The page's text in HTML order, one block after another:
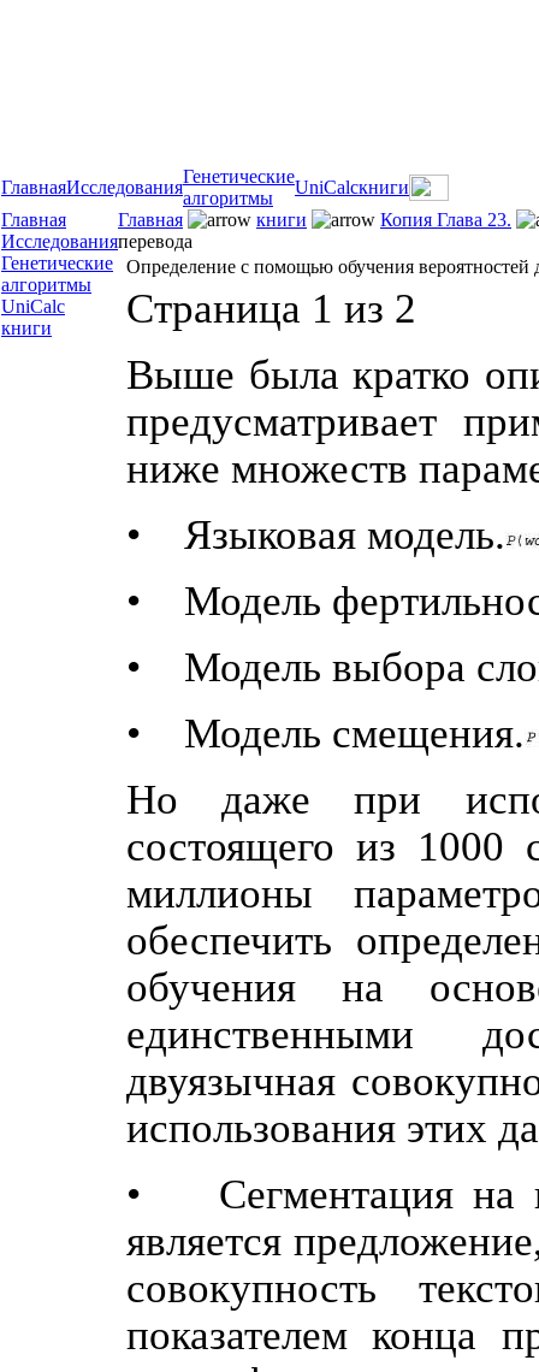
ГлавнаяИсследования
Генетические
алгоритмы
UniCalcкниги
Главная
Исследования
Генетические
алгоритмы
UniCalc
книги
Главная книги
Копия Глава 23.
перевода
Определение с помощью обучения вероятностей
Страница 1 из 2
Выше была кратко
предусматривает
ниже множеств
• Языковая модель.
• Модель
• Модель выбора
• Модель смещения.
Но даже при
состоящего из 1000
миллионы
обеспечить
обучения на
единственными
двуязычная
использования этих
• Сегментация на
является
совокупность
показателем конца